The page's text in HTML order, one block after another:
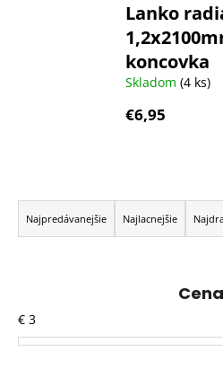
Lanko
koncovka
Skladom (4 ks)
€6,95
R
a
d
i
e
Najpredávanejšie Najlacnejšie
Cena
€ 3